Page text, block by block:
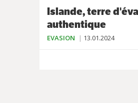
Islande, terre
authentique
EVASION 13.01.2024